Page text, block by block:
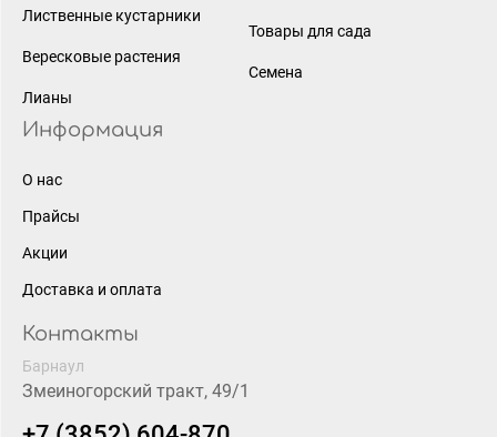
Лиственные кустарники
Вересковые растения
Лианы
Товары для сада
Семена
Информация
О нас
Прайсы
Акции
Доставка и оплата
Контакты
Барнаул
Змеиногорский тракт, 49/1